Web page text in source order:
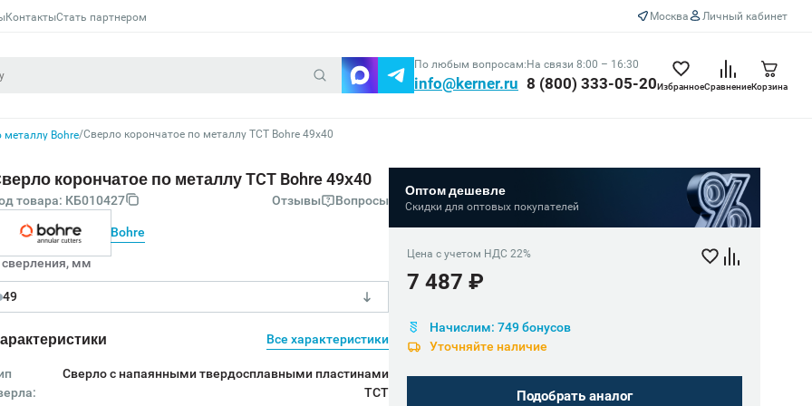
КонтактыСтать партнером Москва Личный кабинет
По любым вопросам:
info@kerner.ru
На связи 8:00 – 16:30
8 (800) 333-05-20ИзбранноеСравнениеКорзина
Bohre/Сверло корончатое по металлу TCT Bohre 49х40
корончатое по металлу TCT Bohre 49х40
товара: КБ010427 Отзывы Вопросы
Bohre
мм
49
Все характеристики
Сверло с напаянными твердосплавными пластинами
TCT
Оптом дешевле
Скидки для оптовых покупателей
Цена с учетом НДС 22%
7 487 ₽
Начислим: 749 бонусов
Уточняйте наличие
Подобрать аналог